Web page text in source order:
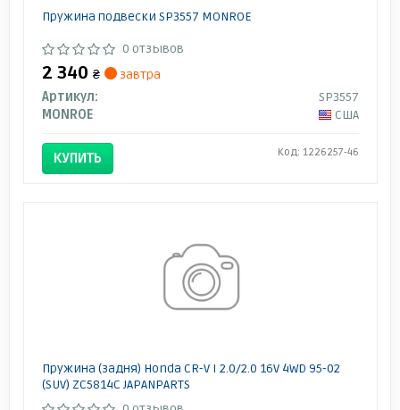
Пружина подвески SP3557 MONROE
0 отзывов
2 340 ₴
завтра
Артикул:
SP3557
MONROE
США
КУПИТЬ Код: 1226257-46
Пружина (задня) Honda CR-V I 2.0/2.0 16V 4WD 95-02
(SUV) ZC5814C JAPANPARTS